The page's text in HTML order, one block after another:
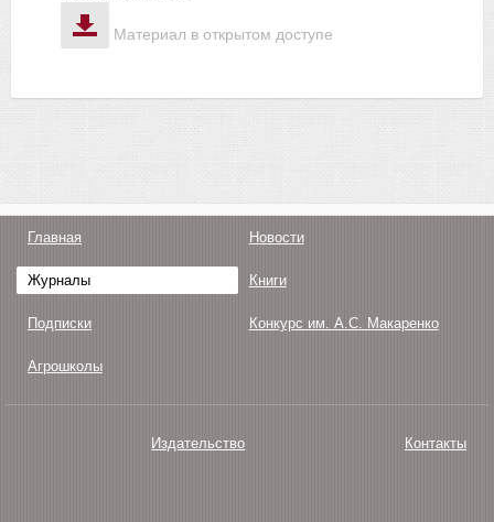
Материал в открытом доступе
Главная Новости
Журналы Книги
Подписки Конкурс им. А.С. Макаренко
Агрошколы
Издательство Контакты